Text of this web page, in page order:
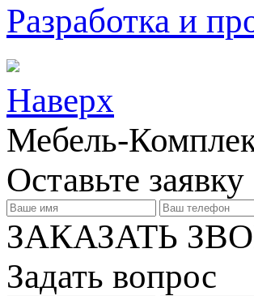
Разработка и
Наверх
Мебель-
Оставьте заявку
ЗАКАЗАТЬ
Задать вопрос